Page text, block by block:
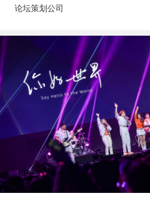
论坛策划公司